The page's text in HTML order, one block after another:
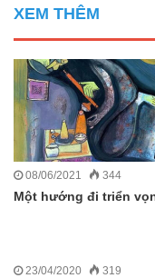
XEM THÊM
08/06/2021 344
Một hướng đi triển
23/04/2020 319